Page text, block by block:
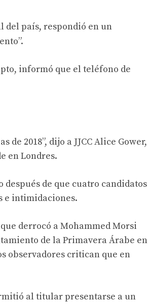
del país, respondió en un
informó que el teléfono de
2018”, dijo a JJCC Alice Gower,
en Londres.
después de que cuatro candidatos
e intimidaciones.
derrocó a Mohammed Morsi
de la Primavera Árabe en
observadores critican que en
al titular presentarse a un